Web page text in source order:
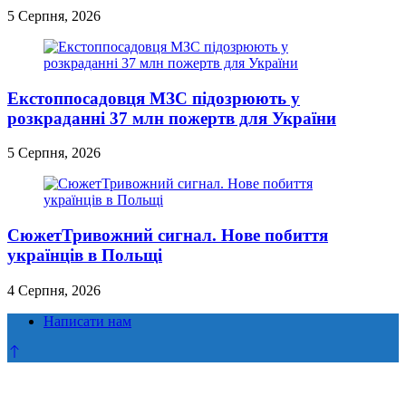
5 Серпня, 2026
Екстоппосадовця МЗС підозрюють у
розкраданні 37 млн пожертв для України
5 Серпня, 2026
СюжетТривожний сигнал. Нове побиття
українців в Польщі
4 Серпня, 2026
Написати нам
Прокрутка
до